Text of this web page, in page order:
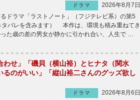
ドラマ
2026年8月7日
ドラマ「ラストノート」（フジテレビ系）の第5
バレを含みます） 本作は、環境も積み重ねてき
た歳の差の男女が静かに引かれ合い、人生で …
わせ」「磯貝（横山裕）とヒナタ（関水
のがいい」「縦山裕二さんのグッズ欲し
ドラマ
2026年8月6日